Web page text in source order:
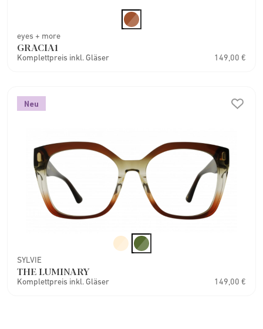
eyes + more
GRACIA1
Komplettpreis inkl. Gläser 149,00 €
Neu
SYLVIE
THE LUMINARY
Komplettpreis inkl. Gläser 149,00 €